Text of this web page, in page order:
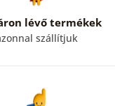
lévő termékek
szállítjuk